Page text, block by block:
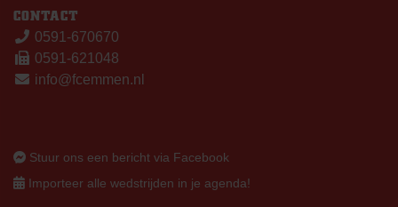
CONTACT
0591-670670
0591-621048
info@fcemmen.nl
Stuur ons een bericht via Facebook
Importeer alle wedstrijden in je agenda!